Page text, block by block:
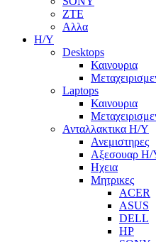
ZTE
Αλλα
Η/Υ
Desktops
Καινουρια
Laptops
Καινουρια
Ανταλλακτικα H/Y
Ανεμιστηρες
Αξεσουαρ Η/
Ηχεια
Μητρικες
ACER
ASUS
DELL
HP